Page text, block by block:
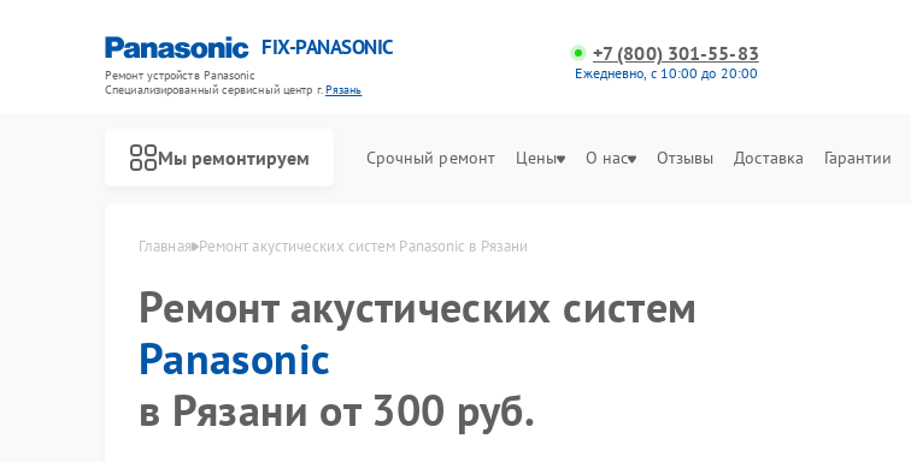
FIX-PANASONIC
Ремонт устройств Panasonic
Специализированный cервисный центр г.Рязань
+7 (800) 301-55-83
Ежедневно, с 10:00 до 20:00
Мы ремонтируем Срочный ремонт Цены О нас Отзывы Доставка Гарантии
Главная Ремонт акустических систем Panasonic в Рязани
Ремонт акустических систем
Panasonic
в Рязани от 300 руб.